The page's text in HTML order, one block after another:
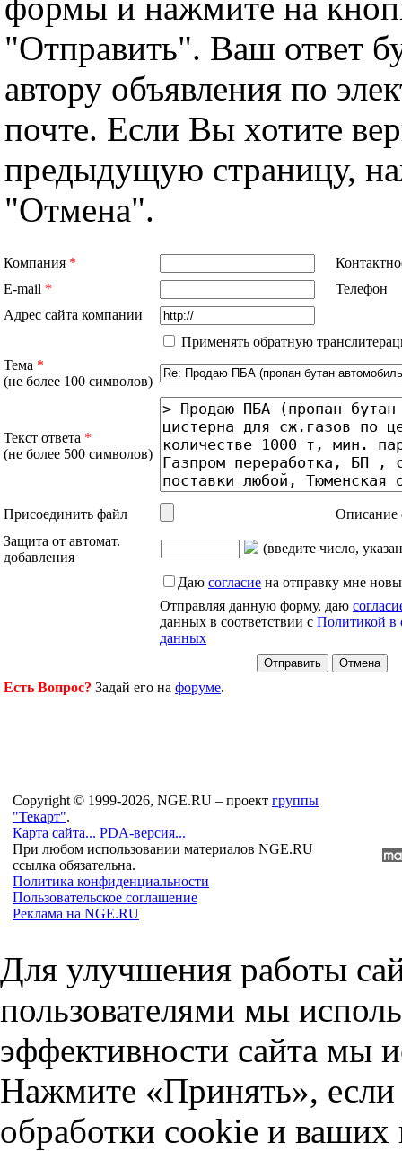
"Отправить". Ваш ответ
автору объявления по
почте. Если Вы хотите
предыдущую страницу,
"Отмена".
Компания *
E-mail *
Телефон
Адрес сайта компании
Применять обратную
Тема *
(не более 100 символов)
Текст ответа *
(не более 500 символов)
Присоединить файл
Описание
Защита от автомат.
добавления
(введите число,
Даю согласие на отправку мне
Отправляя данную форму, даю
данных в соответствии с Политикой в
данных
Есть Вопрос? Задай его на форуме.
Copyright © 1999-2026, NGE.RU – проект группы
"Текарт".
Карта сайта... PDA-версия...
При любом использовании материалов NGE.RU
ссылка обязательна.
Политика конфиденциальности
Пользовательское соглашение
Реклама на NGE.RU
Для улучшения работы
пользователями мы
эффективности сайта мы
Нажмите «Принять», если
обработки cookie и